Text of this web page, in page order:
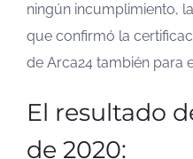
ningún incumplimiento,
que confirmó la
de Arca24 también para
El resultado
de 2020: